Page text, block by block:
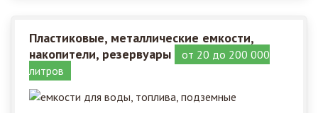
Пластиковые, металлические емкости,
накопители, резервуары
от 20 до 200 000
литров